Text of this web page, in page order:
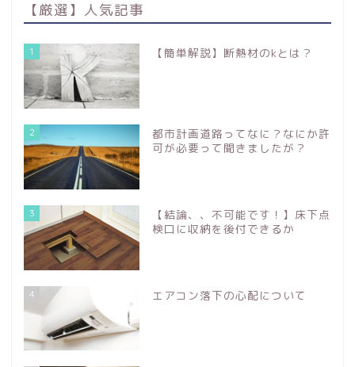
【厳選】人気記事
1 【簡単解説】断熱材のkとは？
2
都市計画道路ってなに？なにか許
可が必要って聞きましたが？
3
【結論、、不可能です！】床下点
検口に収納を後付できるか
4 エアコン落下の心配について